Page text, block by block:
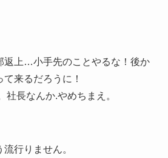
返上…小手先のことやるな！後か
来るだろうに！
社長なんか.やめちまえ。
行りません。